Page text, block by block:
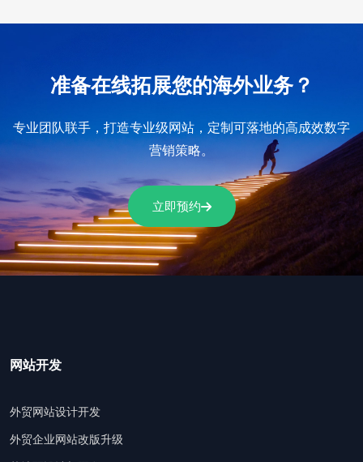
准备在线拓展您的海外业务？
专业团队联手，打造专业级网站，定制可落地的高成效数字
营销策略。
立即预约
网站开发
外贸网站设计开发
外贸企业网站改版升级